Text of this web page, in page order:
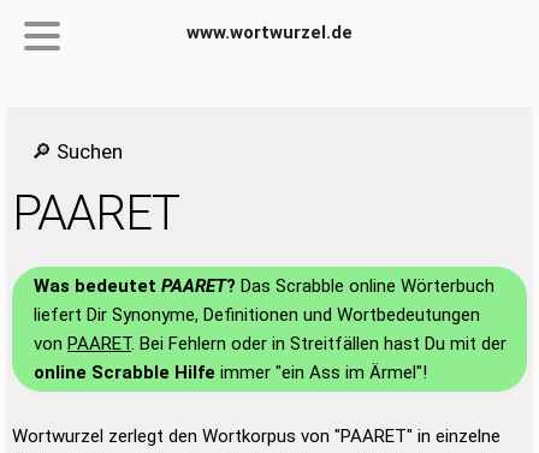
www.wortwurzel.de
🔎 Suchen
PAARET
Was bedeutet PAARET? Das Scrabble online Wörterbuch
liefert Dir Synonyme, Definitionen und Wortbedeutungen
von PAARET. Bei Fehlern oder in Streitfällen hast Du mit der
online Scrabble Hilfe immer "ein Ass im Ärmel"!
Wortwurzel zerlegt den Wortkorpus von "PAARET" in einzelne